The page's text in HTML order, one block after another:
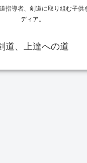
指導者、剣道に取り組む子供
ディア。
道、上達への道